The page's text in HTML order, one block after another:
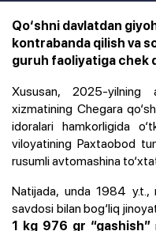
Qo‘shni davlatdan
kontrabanda qilish va
guruh faoliyatiga chek
Xususan, 2025-
xizmatining Chegara
idoralari hamkorligida
viloyatining Paxtaobod
rusumli avtomashina
Natijada, unda 1984 y.t.,
savdosi bilan bog‘liq
1 kg 976 gr “gashish”